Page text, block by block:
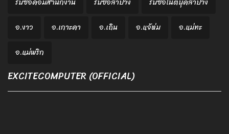
อ.งาว
อ.เกาะคา อ.เถิน อ.แจ้ห่ม
อ.แม่ทะ
อ.แม่พริก
EXCITECOMPUTER (OFFICIAL)